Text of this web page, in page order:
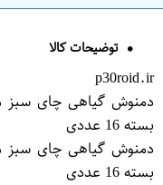
توضیحات کالا
p30roid.ir
بسته 16 عددی
بسته 16 عددی